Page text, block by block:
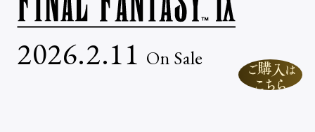
2026.2.11 On Sale